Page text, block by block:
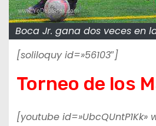
Boca Jr. gana dos veces en
[soliloquy id=»56103″]
Torneo de los
[youtube id=»UbcQUntP1Kk»